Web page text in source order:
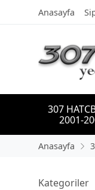
Anasayfa
307
2001-
Anasayfa
Kategoriler